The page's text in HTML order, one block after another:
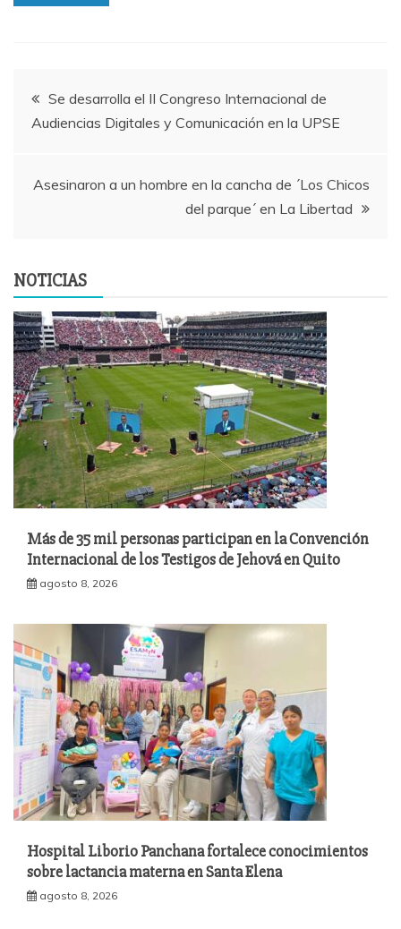
Navegación
de
entradas
Se desarrolla el II Congreso Internacional de
Audiencias Digitales y Comunicación en la UPSE
Asesinaron a un hombre en la cancha de ´Los Chicos
del parque´ en La Libertad
NOTICIAS
Más de 35 mil personas participan en la Convención
Internacional de los Testigos de Jehová en Quito
agosto 8, 2026
Hospital Liborio Panchana fortalece conocimientos
sobre lactancia materna en Santa Elena
agosto 8, 2026